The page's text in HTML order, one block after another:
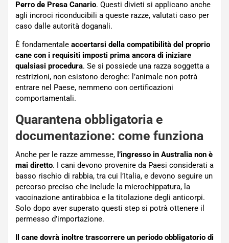
Perro de Presa Canario. Questi divieti si applicano anche
agli incroci riconducibili a queste razze, valutati caso per
caso dalle autorità doganali.
È fondamentale accertarsi della compatibilità del proprio
cane con i requisiti imposti prima ancora di iniziare
qualsiasi procedura. Se si possiede una razza soggetta a
restrizioni, non esistono deroghe: l’animale non potrà
entrare nel Paese, nemmeno con certificazioni
comportamentali.
Quarantena obbligatoria e
documentazione: come funziona
Anche per le razze ammesse, l’ingresso in Australia non è
mai diretto. I cani devono provenire da Paesi considerati a
basso rischio di rabbia, tra cui l’Italia, e devono seguire un
percorso preciso che include la microchippatura, la
vaccinazione antirabbica e la titolazione degli anticorpi.
Solo dopo aver superato questi step si potrà ottenere il
permesso d’importazione.
Il cane dovrà inoltre trascorrere un periodo obbligatorio di